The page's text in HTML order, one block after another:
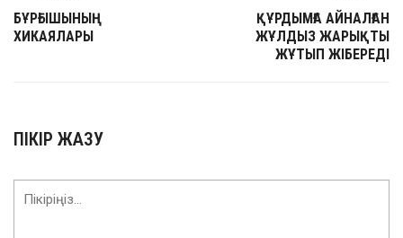
БҰРҒЫШЫНЫҢ
ХИКАЯЛАРЫ
ҚҰРДЫМҒА АЙНАЛҒАН
ЖҰЛДЫЗ ЖАРЫҚТЫ
ЖҰТЫП ЖІБЕРЕДІ
ПІКІР ЖАЗУ